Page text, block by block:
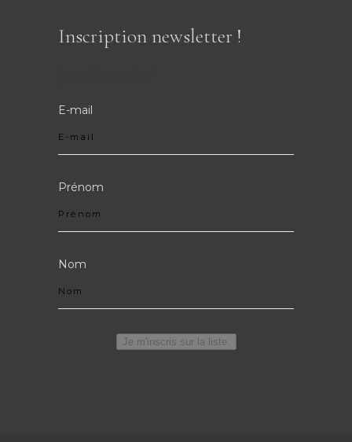
Inscription newsletter !
E-mail
Prénom
Nom
Je m'inscris sur la liste.